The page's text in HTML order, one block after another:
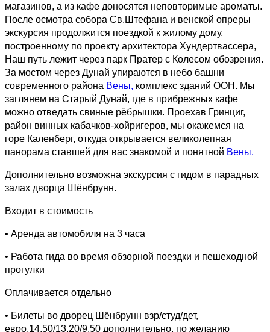
магазинов, а из кафе доносятся неповторимые ароматы.
После осмотра собора Св.Штефана и венской опреры
экскурсия продолжится поездкой к жилому дому,
построенному по проекту архитектора Хундертвассера,
Наш путь лежит через парк Пратер с Колесом обозрения.
За мостом через Дунай упираются в небо башни
современного района Вены, комплекс зданий ООН. Мы
заглянем на Старый Дунай, где в прибрежных кафе
можно отведать свиные рёбрышки. Проехав Гринциг,
район винных кабачков-хойригеров, мы окажемся на
горе Каленберг, откуда открывается великолепная
панорама ставшей для вас знакомой и понятной Вены.
Дополнительно возможна экскурсия с гидом в парадных
залах дворца Шёнбрунн.
Входит в стоимость
• Аренда автомобиля на 3 часа
• Работа гида во время обзорной поездки и пешеходной
прогулки
Оплачивается отдельно
• Билеты во дворец Шёнбрунн взр/студ/дет,
евро,14,50/13,20/9,50 дополнительно, по желанию